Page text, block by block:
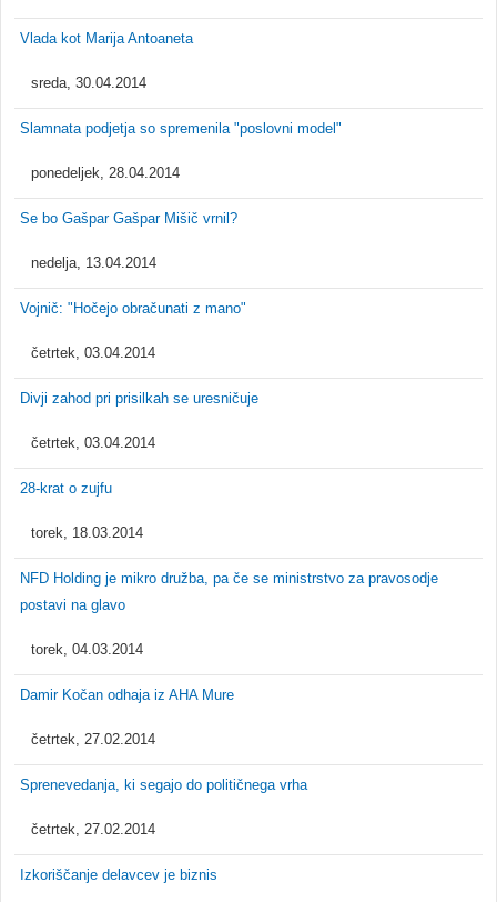
Vlada kot Marija Antoaneta
sreda, 30.04.2014
Slamnata podjetja so spremenila "poslovni model"
ponedeljek, 28.04.2014
Se bo Gašpar Gašpar Mišič vrnil?
nedelja, 13.04.2014
Vojnič: "Hočejo obračunati z mano"
četrtek, 03.04.2014
Divji zahod pri prisilkah se uresničuje
četrtek, 03.04.2014
28-krat o zujfu
torek, 18.03.2014
NFD Holding je mikro družba, pa če se ministrstvo za pravosodje
postavi na glavo
torek, 04.03.2014
Damir Kočan odhaja iz AHA Mure
četrtek, 27.02.2014
Sprenevedanja, ki segajo do političnega vrha
četrtek, 27.02.2014
Izkoriščanje delavcev je biznis